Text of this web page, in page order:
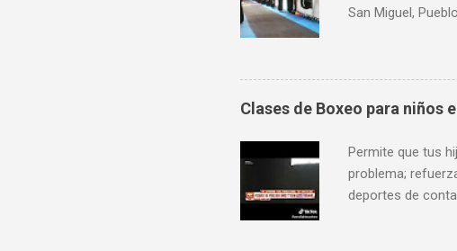
San Miguel,
crédito. Horario
9 am a 1 pm.
Clases de Boxeo para niños
Permite que tus
problema;
deportes de